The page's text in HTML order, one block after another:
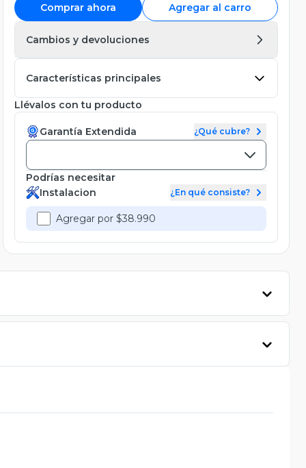
Comprar ahora Agregar al carro
Cambios y devoluciones
Características principales
Llévalos con tu producto
Garantía Extendida ¿Qué cubre?
Podrías necesitar
Instalacion
¿En qué consiste?
Agregar por $38.990